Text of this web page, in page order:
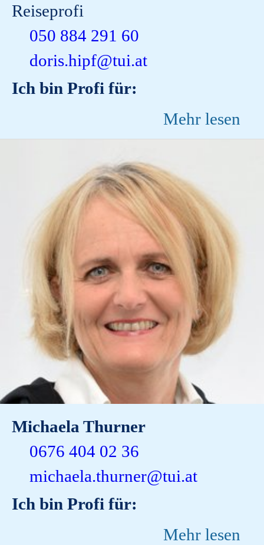
Reiseprofi
050 884 291 60
doris.hipf@tui.at
Ich bin Profi für:
Mehr lesen
Michaela Thurner
0676 404 02 36
michaela.thurner@tui.at
Ich bin Profi für:
Mehr lesen